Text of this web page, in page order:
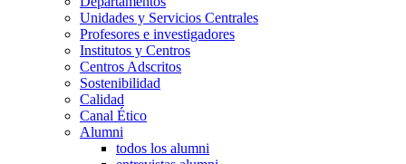
Unidades y Servicios Centrales
Profesores e investigadores
Institutos y Centros
Centros Adscritos
Sostenibilidad
Calidad
Canal Ético
Alumni
todos los alumni